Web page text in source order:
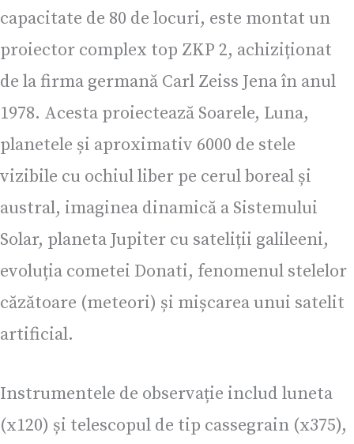
capacitate de 80 de locuri, este montat un
proiector complex top ZKP 2, achiziționat
de la firma germană Carl Zeiss Jena în anul
1978. Acesta proiectează Soarele, Luna,
planetele și aproximativ 6000 de stele
vizibile cu ochiul liber pe cerul boreal și
austral, imaginea dinamică a Sistemului
Solar, planeta Jupiter cu sateliții galileeni,
evoluția cometei Donati, fenomenul stelelor
căzătoare (meteori) și mișcarea unui satelit
artificial.
Instrumentele de observație includ luneta
(x120) și telescopul de tip cassegrain (x375),